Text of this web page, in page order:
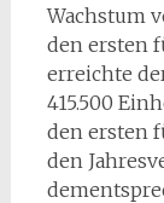
Wachstum
den ersten
erreichte
415.500
den ersten
den